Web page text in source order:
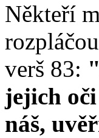
Někteří
verš 83:
jejich
náš,